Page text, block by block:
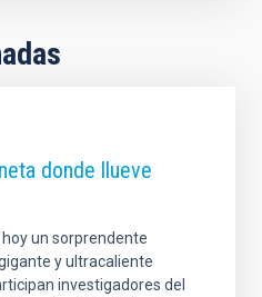
donde llueve
un sorprendente
y ultracaliente
investigadores del